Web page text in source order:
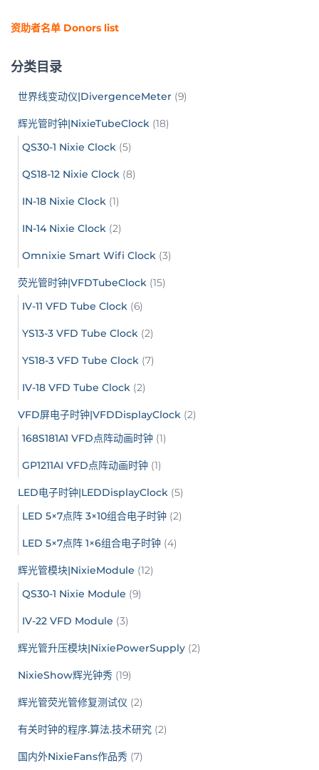
资助者名单 Donors list
分类目录
世界线变动仪|DivergenceMeter (9)
辉光管时钟|NixieTubeClock (18)
QS30-1 Nixie Clock (5)
QS18-12 Nixie Clock (8)
IN-18 Nixie Clock (1)
IN-14 Nixie Clock (2)
Omnixie Smart Wifi Clock (3)
荧光管时钟|VFDTubeClock (15)
IV-11 VFD Tube Clock (6)
YS13-3 VFD Tube Clock (2)
YS18-3 VFD Tube Clock (7)
IV-18 VFD Tube Clock (2)
VFD屏电子时钟|VFDDisplayClock (2)
168S181A1 VFD点阵动画时钟 (1)
GP1211AI VFD点阵动画时钟 (1)
LED电子时钟|LEDDisplayClock (5)
LED 5×7点阵 3×10组合电子时钟 (2)
LED 5×7点阵 1×6组合电子时钟 (4)
辉光管模块|NixieModule (12)
QS30-1 Nixie Module (9)
IV-22 VFD Module (3)
辉光管升压模块|NixiePowerSupply (2)
NixieShow辉光钟秀 (19)
辉光管荧光管修复测试仪 (2)
有关时钟的程序.算法.技术研究 (2)
国内外NixieFans作品秀 (7)